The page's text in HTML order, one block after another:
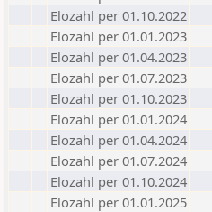
Elozahl per 01.10.2022
Elozahl per 01.01.2023
Elozahl per 01.04.2023
Elozahl per 01.07.2023
Elozahl per 01.10.2023
Elozahl per 01.01.2024
Elozahl per 01.04.2024
Elozahl per 01.07.2024
Elozahl per 01.10.2024
Elozahl per 01.01.2025